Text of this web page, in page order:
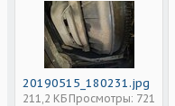
20190515_180231.jpg
211,2 КБ Просмотры: 721